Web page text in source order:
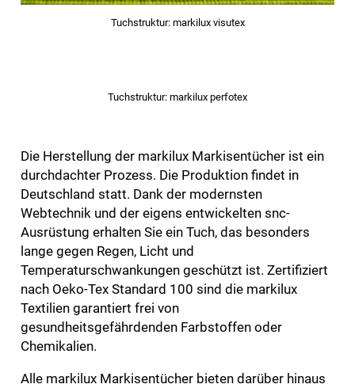
Tuchstruktur: markilux visutex
Tuchstruktur: markilux perfotex
Die Herstellung der markilux Markisentücher ist ein
durchdachter Prozess. Die Produktion findet in
Deutschland statt. Dank der modernsten
Webtechnik und der eigens entwickelten snc-
Ausrüstung erhalten Sie ein Tuch, das besonders
lange gegen Regen, Licht und
Temperaturschwankungen geschützt ist. Zertifiziert
nach Oeko-Tex Standard 100 sind die markilux
Textilien garantiert frei von
gesundheitsgefährdenden Farbstoffen oder
Chemikalien.
Alle markilux Markisentücher bieten darüber hinaus